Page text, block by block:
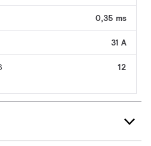
0,35 ms
31 A
12